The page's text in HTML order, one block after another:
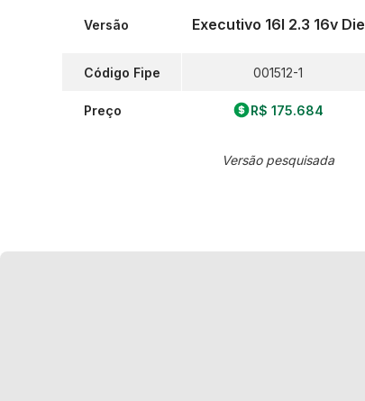
Versão
Código Fipe
Preço
Executivo 16l 2.3 16v Die
001512-1
R$ 175.684
Versão pesquisada